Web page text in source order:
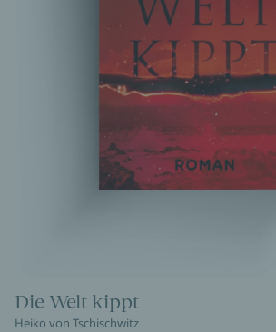
Die Welt kippt
Heiko von Tschischwitz